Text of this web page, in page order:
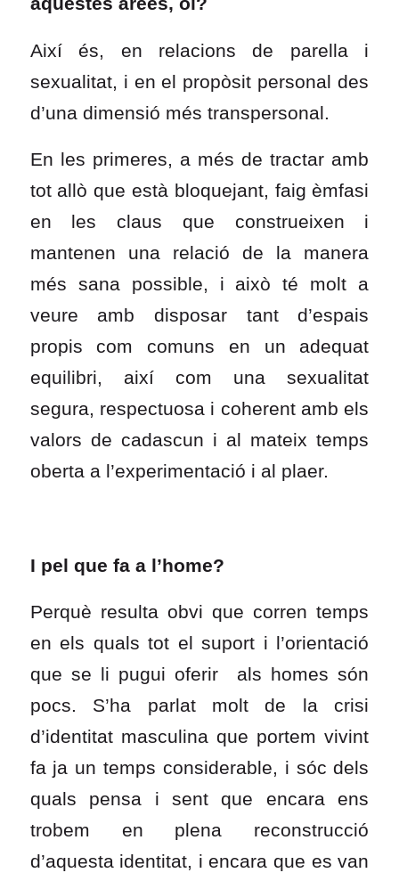
Així és, en relacions de parella i
sexualitat, i en el propòsit personal des
d’una dimensió més transpersonal.
En les primeres, a més de tractar amb
tot allò que està bloquejant, faig èmfasi
en les claus que construeixen i
mantenen una relació de la manera
més sana possible, i això té molt a
veure amb disposar tant d’espais
propis com comuns en un adequat
equilibri, així com una sexualitat
segura, respectuosa i coherent amb els
valors de cadascun i al mateix temps
oberta a l’experimentació i al plaer.
I pel que fa a l’home?
Perquè resulta obvi que corren temps
en els quals tot el suport i l’orientació
que se li pugui oferir als homes són
pocs. S’ha parlat molt de la crisi
d’identitat masculina que portem vivint
fa ja un temps considerable, i sóc dels
quals pensa i sent que encara ens
trobem en plena reconstrucció
d’aquesta identitat, i encara que es van